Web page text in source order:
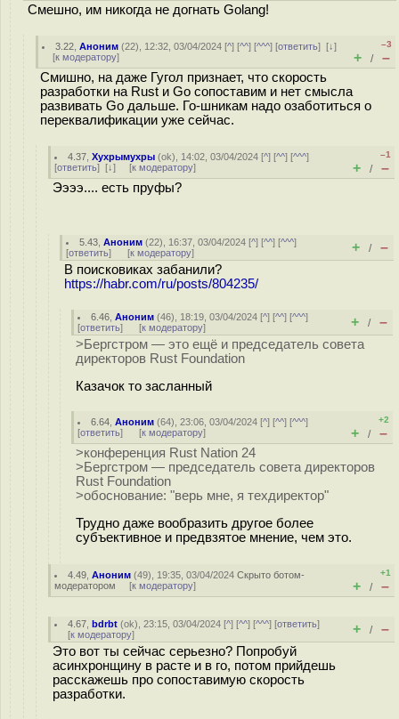
Смешно, им никогда не догнать Golang!
3.22 ,Аноним (22), 12:32, 03/04/2024 [^] [^^] [^^^] [ответить][↓]
[к модератору]
–3
+ / –
Смишно, на даже Гугол признает, что скорость
разработки на Rust и Go сопоставим и нет смысла
развивать Go дальше. Го-шникам надо озаботиться о
переквалификации уже сейчас.
4.37 ,Хухрымухры (ok), 14:02, 03/04/2024 [^] [^^] [^^^]
[ответить] [↓] [к модератору]
–1
+ / –
Ээээ.... есть пруфы?
5.43 ,Аноним (22), 16:37, 03/04/2024 [^] [^^] [^^^]
[ответить] [к модератору] + / –
В поисковиках забанили?
https://habr.com/ru/posts/804235/
6.46 ,Аноним (46), 18:19, 03/04/2024 [^] [^^] [^^^]
[ответить] [к модератору] + / –
>Бергстром — это ещё и председатель совета
директоров Rust Foundation
Казачок то засланный
6.64 ,Аноним (64), 23:06, 03/04/2024 [^] [^^] [^^^]
[ответить] [к модератору]
+2
+ / –
>конференция Rust Nation 24
>Бергстром — председатель совета директоров
Rust Foundation
>обоснование: "верь мне, я техдиректор"
Трудно даже вообразить другое более
субъективное и предвзятое мнение, чем это.
4.49 ,Аноним (49), 19:35, 03/04/2024Скрыто ботом-
модератором [к модератору]
+1
+ / –
4.67 ,bdrbt (ok), 23:15, 03/04/2024 [^] [^^] [^^^] [ответить]
[к модератору] + / –
Это вот ты сейчас серьезно? Попробуй
асинхронщину в расте и в го, потом прийдешь
расскажешь про сопоставимую скорость
разработки.